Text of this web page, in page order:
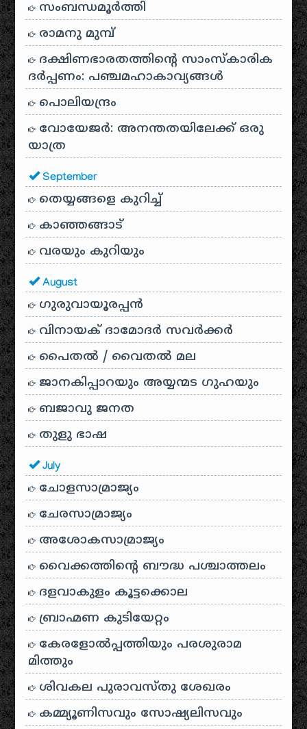
സംബന്ധമൂർത്തി
രാമനു മുമ്പ്
ദക്ഷിണഭാരതത്തിൻ്റെ സാംസ്കാരിക
ദർപ്പണം: പഞ്ചമഹാകാവ്യങ്ങൾ
പൊലിയന്ദ്രം
വോയേജർ: അനന്തതയിലേക്ക് ഒരു
യാത്ര
September
തെയ്യങ്ങളെ കുറിച്ച്
കാഞ്ഞങ്ങാട്
വരയും കുറിയും
August
ഗുരുവായൂരപ്പൻ
വിനായക് ദാമോദർ സവർക്കർ
പൈതൽ / വൈതൽ മല
ജാനകിപ്പാറയും അയ്യന്മട ഗുഹയും
ബജാവു ജനത
തുളു ഭാഷ
July
ചോളസാമ്രാജ്യം
ചേരസാമ്രാജ്യം
അശോകസാമ്രാജ്യം
വൈക്കത്തിന്റെ ബൗദ്ധ പശ്ചാത്തലം
ദളവാകുളം കൂട്ടക്കൊല
ബ്രാഹ്മണ കുടിയേറ്റം
കേരളോൽപ്പത്തിയും പരശുരാമ
മിത്തും
ശിവകല പുരാവസ്തു ശേഖരം
കമ്മ്യൂണിസവും സോഷ്യലിസവും